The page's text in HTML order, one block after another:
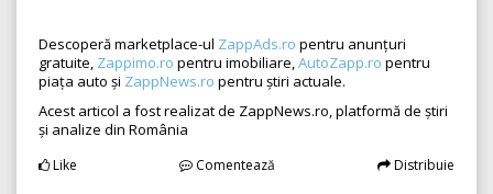
Descoperă marketplace-ul ZappAds.ro pentru anunțuri
gratuite, Zappimo.ro pentru imobiliare,AutoZapp.ro pentru
piața auto și ZappNews.ro pentru știri actuale.
Acest articol a fost realizat de ZappNews.ro, platformă de știri
și analize din România
Like Comentează Distribuie